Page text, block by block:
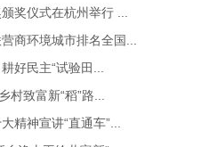
奖仪式在杭州举行 ...
商环境城市排名全国...
好民主“试验田...
村致富新“稻”路...
精神宣讲“直通车”...